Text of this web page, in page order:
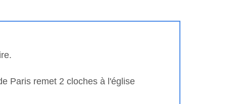
Paris remet 2 cloches à l'église